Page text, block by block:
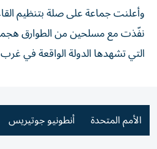
وأعلنت جماعة على صلة بتنظيم
نفّذت مع مسلحين من الطوارق
التي تشهدها الدولة الواقعة في
الأمم المتحدة أنطونيو جوتيريس